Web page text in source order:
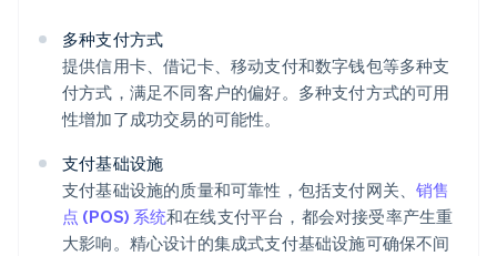
多种支付方式
提供信用卡、借记卡、移动支付和数字钱包等多种支
付方式，满足不同客户的偏好。多种支付方式的可用
性增加了成功交易的可能性。
支付基础设施
支付基础设施的质量和可靠性，包括支付网关、销售
点 (POS) 系统和在线支付平台，都会对接受率产生重
大影响。精心设计的集成式支付基础设施可确保不间